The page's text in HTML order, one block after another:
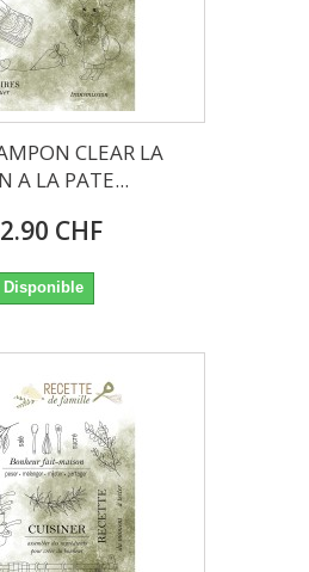
CLEAR LA
A LA PATE...
CHF
Disponible